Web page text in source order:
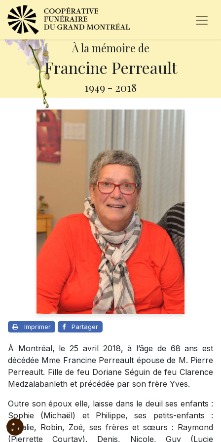
À la mémoire de
Francine Perreault
1949 - 2018
Imprimer Partager
À Montréal, le 25 avril 2018, à l’âge de 68 ans est
décédée Mme Francine Perreault épouse de M. Pierre
Perreault. Fille de feu Doriane Séguin de feu Clarence
Medzalabanleth et précédée par son frère Yves.
Outre son époux elle, laisse dans le deuil ses enfants :
Sophie (Michaël) et Philippe, ses petits-enfants :
Coralie, Robin, Zoé, ses frères et sœurs : Raymond
(Pierrette Courtay), Denis, Nicole, Guy (Lucie